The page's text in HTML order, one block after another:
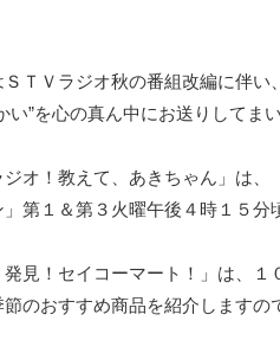
ＴＶラジオ秋の番組改編に伴い
”を心の真ん中にお送りしてま
オ！教えて、あきちゃん」は、
第１＆第３火曜午後４時１５分
見！セイコーマート！」は、１
のおすすめ商品を紹介しますの